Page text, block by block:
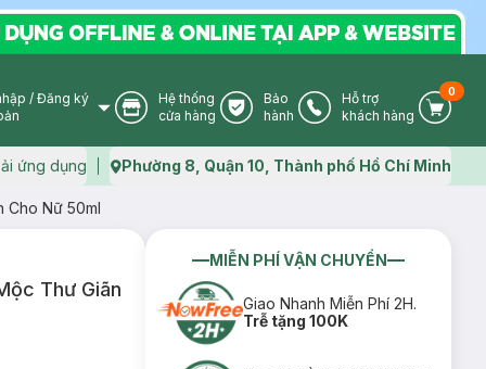
User Icon
/ Đăng ký
Store Icon
Hệ thống
cửa hàng
Warranty Icon
Bảo
hành
Phone Icon
Hỗ trợ
khách hàng
Cart
0
ứng dụng Map icon
Phường 8, Quận 10, Thành phố Hồ Chí Minh
Cho Nữ 50ml
Thư Giãn
MIỄN PHÍ VẬN CHUYỂN
Giao Nhanh Miễn Phí 2H.
Trễ tặng 100K